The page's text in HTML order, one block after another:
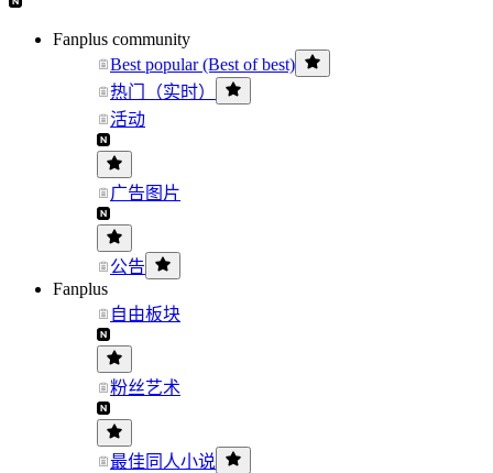
Fanplus community
Best popular (Best of best)
热门（实时）
活动
广告图片
公告
Fanplus
自由板块
粉丝艺术
最佳同人小说